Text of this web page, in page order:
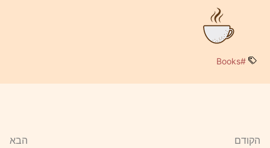
#Books
הבא הקודם